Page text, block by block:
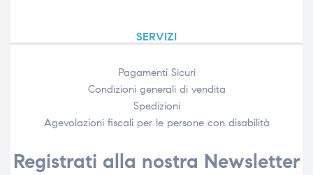
SERVIZI
Pagamenti Sicuri
Condizioni generali di vendita
Spedizioni
Agevolazioni fiscali per le persone con disabilità​
Registrati alla nostra Newsletter